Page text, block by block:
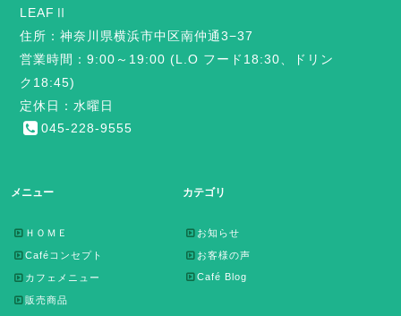
LEAFⅡ
住所：神奈川県横浜市中区南仲通3−37
営業時間：9:00～19:00 (L.O フード18:30、ドリン
ク18:45)
定休日：水曜日
045-228-9555
メニュー
ＨＯＭＥ
Caféコンセプト
カフェメニュー
販売商品
カテゴリ
お知らせ
お客様の声
Café Blog